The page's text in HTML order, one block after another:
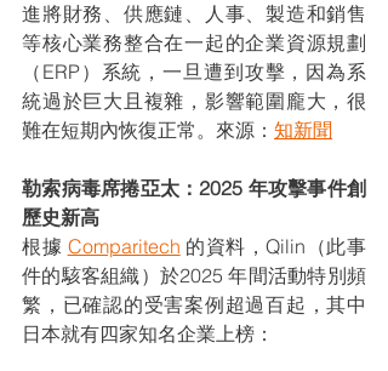
進將財務、供應鏈、人事、製造和銷售
等核心業務整合在一起的企業資源規劃
（ERP）系統，一旦遭到攻擊，因為系
統過於巨大且複雜，影響範圍龐大，很
難在短期內恢復正常。來源： 知新聞
勒索病毒席捲亞太：2025 年攻擊事件創
歷史新高
根據 Comparitech 的資料，Qilin（此事
件的駭客組織）於2025 年間活動特別頻
繁，已確認的受害案例超過百起，其中
日本就有四家知名企業上榜：